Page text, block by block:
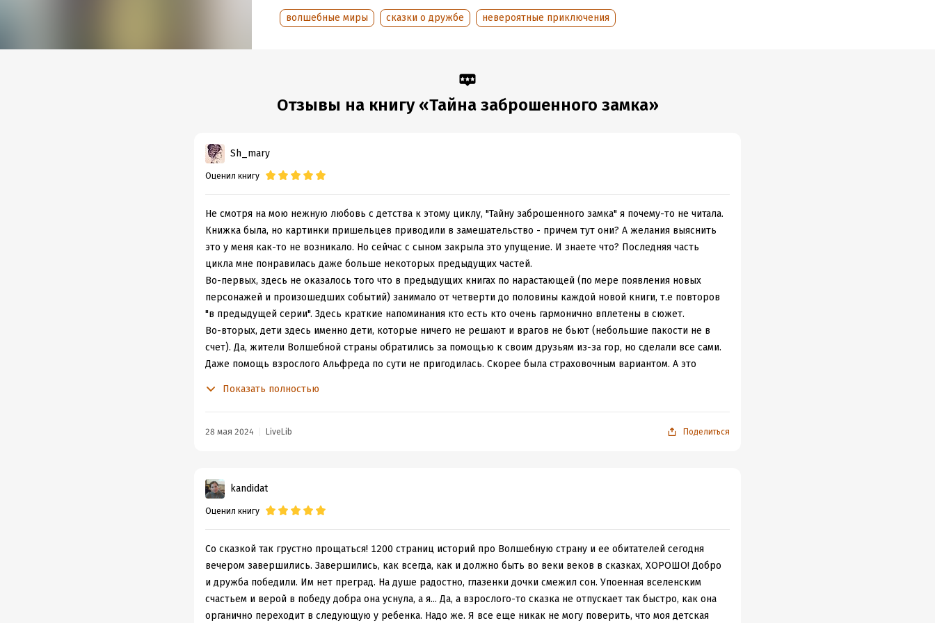
волшебные миры сказки о дружбе невероятные приключения
Отзывы на книгу «Тайна заброшенного замка»
Sh_mary
Оценил книгу
Не смотря на мою нежную любовь с детства к этому циклу, "Тайну заброшенного замка" я почему-то не читала.
Книжка была, но картинки пришельцев приводили в замешательство - причем тут они? А желания выяснить
это у меня как-то не возникало. Но сейчас с сыном закрыла это упущение. И знаете что? Последняя часть
цикла мне понравилась даже больше некоторых предыдущих частей.
Во-первых, здесь не оказалось того что в предыдущих книгах по нарастающей (по мере появления новых
персонажей и произошедших событий) занимало от четверти до половины каждой новой книги, т.е повторов
"в предыдущей серии". Здесь краткие напоминания кто есть кто очень гармонично вплетены в сюжет.
Во-вторых, дети здесь именно дети, которые ничего не решают и врагов не бьют (небольшие пакости не в
счет). Да, жители Волшебной страны обратились за помощью к своим друзьям из-за гор, но сделали все сами.
Даже помощь взрослого Альфреда по сути не пригодилась. Скорее была страховочным вариантом. А это
быстрое описание проблемы, поиска решения и скорый финал, то здесь движухи значительно больше.
сын (как и я) в процессе чтения не заскучал, а местами и хохотал. Последний раз при чтении этого цикла так
веселились, когда читали про Урфина Джуса и его деревянных солдат.
Но, учитывая что эта часть завершающая, знаменательного прощания с героями не получилось. Чик-пок и все.
Показать полностью
28 мая 2024 LiveLib Поделиться
kandidat
Оценил книгу
Со сказкой так грустно прощаться! 1200 страниц историй про Волшебную страну и ее обитателей сегодня
вечером завершились. Завершились, как всегда, как и должно быть во веки веков в сказках, ХОРОШО! Добро
и дружба победили. Им нет преград. На душе радостно, глазенки дочки смежил сон. Упоенная вселенским
счастьем и верой в победу добра она уснула, а я... Да, а взрослого-то сказка не отпускает так быстро, как она
органично переходит в следующую у ребенка. Надо же. Я все еще никак не могу поверить, что моя детская